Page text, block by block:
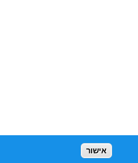
אישור